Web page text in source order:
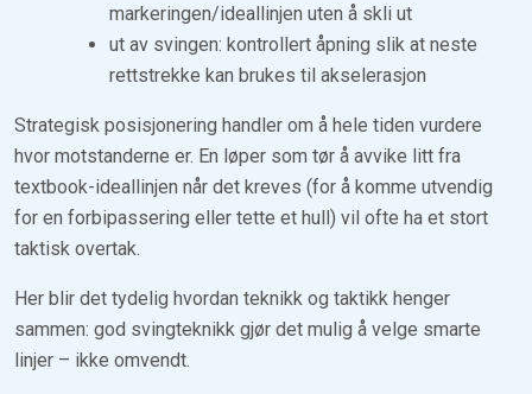
markeringen/ideallinjen uten å skli ut
ut av svingen: kontrollert åpning slik at neste
rettstrekke kan brukes til akselerasjon
Strategisk posisjonering handler om å hele tiden vurdere
hvor motstanderne er. En løper som tør å avvike litt fra
textbook-ideallinjen når det kreves (for å komme utvendig
for en forbipassering eller tette et hull) vil ofte ha et stort
taktisk overtak.
Her blir det tydelig hvordan teknikk og taktikk henger
sammen: god svingteknikk gjør det mulig å velge smarte
linjer – ikke omvendt.